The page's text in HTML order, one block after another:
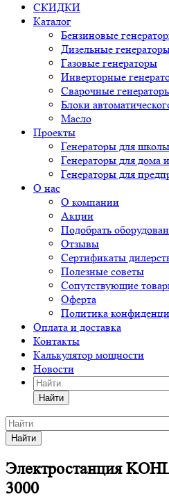
СКИДКИ
Каталог
Бензиновые
Дизельные
Газовые генераторы
Инверторные
Сварочные
Блоки
Масло
Проекты
Генераторы для школы
Генераторы для дома
Генераторы для
О нас
О компании
Акции
Подобрать
Отзывы
Сертификаты
Полезные советы
Сопутствующие
Оферта
Политика
Оплата и доставка
Контакты
Калькулятор мощности
Новости
Найти
Найти
Электростанция
3000